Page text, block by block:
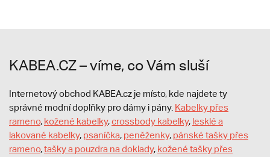
KABEA.CZ – víme, co Vám sluší
Internetový obchod KABEA.cz je místo, kde najdete ty
správné modní doplňky pro dámy i pány. Kabelky přes
rameno, kožené kabelky,crossbody kabelky, lesklé a
lakované kabelky, psaníčka, peněženky, pánské tašky přes
rameno,tašky a pouzdra na doklady, kožené tašky přes